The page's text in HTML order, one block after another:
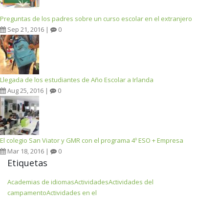
Preguntas de los padres sobre un curso escolar en el extranjero
Sep 21, 2016 |
0
Llegada de los estudiantes de Año Escolar a Irlanda
Aug 25, 2016 |
0
El colegio San Viator y GMR con el programa 4º ESO + Empresa
Mar 18, 2016 |
0
Etiquetas
Academias de idiomasActividadesActividades del
campamentoActividades en el